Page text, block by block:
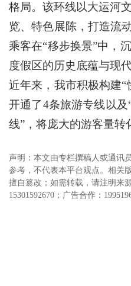
格局。该环线以大运河
览、特色展陈，打造流
乘客在“移步换景”中，
度假区的历史底蕴与现代
近年来，我市积极构建
开通了4条旅游专线以及
线”，将庞大的游客量转
声明：本文由专栏撰稿人或通讯
参考，不代表本平台观点。相关
擅自篡改；如需转载，请注明来
15301592670；广告合作：